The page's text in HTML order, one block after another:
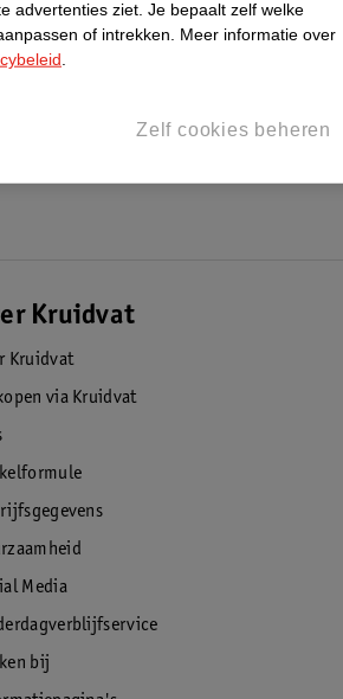
Kruidvat
Kruidvat
via Kruidvat
Media
bij
advertenties ziet. Je bepaalt zelf welke
of intrekken.
Meer informatie over
Zelf cookies beheren